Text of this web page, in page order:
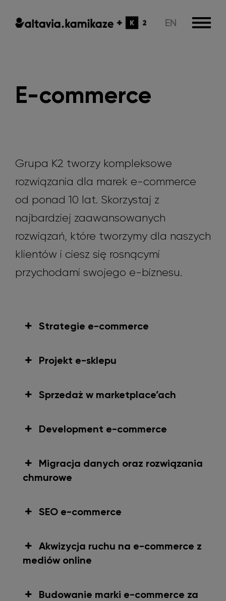
EN
E-commerce
Grupa K2 tworzy kompleksowe
rozwiązania dla marek e-commerce
od ponad 10 lat. Skorzystaj z
najbardziej zaawansowanych
rozwiązań, które tworzymy dla naszych
klientów i ciesz się rosnącymi
przychodami swojego e-biznesu.
Strategie e-commerce
Projekt e-sklepu
Sprzedaż w marketplace’ach
Development e-commerce
Migracja danych oraz rozwiązania
chmurowe
SEO e-commerce
Akwizycja ruchu na e-commerce z
mediów online
Budowanie marki e-commerce za